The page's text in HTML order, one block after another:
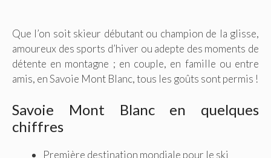
Que l’on soit skieur débutant ou champion de la glisse,
amoureux des sports d’hiver ou adepte des moments de
détente en montagne ; en couple, en famille ou entre
amis, en Savoie Mont Blanc, tous les goûts sont permis !
Savoie Mont Blanc en quelques
chiffres
Première destination mondiale pour le ski